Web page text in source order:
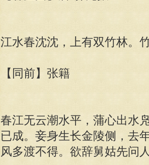
江水春沈沈，上有双竹林。
【同前】张籍
春江无云潮水平，蒲心出水
已成。妾身生长金陵侧，去
风多渡不得。欲辞舅姑先问